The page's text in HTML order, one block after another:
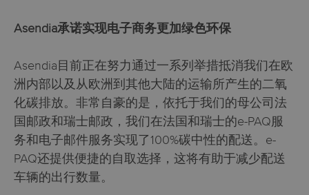
Asendia承诺实现电子商务更加绿色环保
Asendia目前正在努力通过一系列举措抵消我们在欧
洲内部以及从欧洲到其他大陆的运输所产生的二氧
化碳排放。非常自豪的是，依托于我们的母公司法
国邮政和瑞士邮政，我们在法国和瑞士的e-PAQ服
务和电子邮件服务实现了100%碳中性的配送。e-
PAQ还提供便捷的自取选择，这将有助于减少配送
车辆的出行数量。